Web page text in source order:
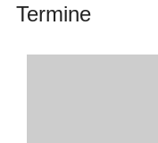
Termine